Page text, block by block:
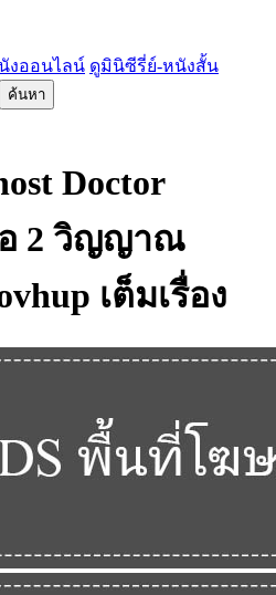
งออนไลน์ ดูมินิซีรี่ย์-หนังสั้น
ค้นหา
Doctor
2 วิญญาณ
เต็มเรื่อง